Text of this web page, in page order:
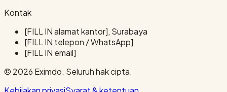
Kontak
[FILL IN alamat kantor], Surabaya
[FILL IN telepon / WhatsApp]
[FILL IN email]
© 2026 Eximdo. Seluruh hak cipta.